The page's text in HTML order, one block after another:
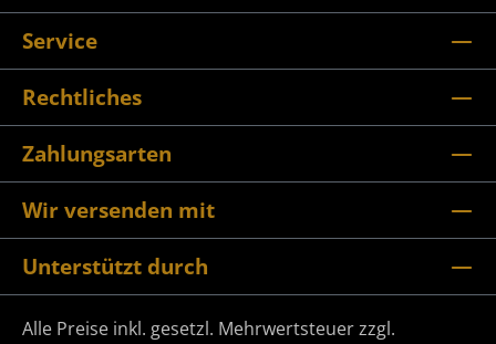
Service
Rechtliches
Zahlungsarten
Wir versenden mit
Unterstützt durch
Alle Preise inkl. gesetzl. Mehrwertsteuer zzgl.